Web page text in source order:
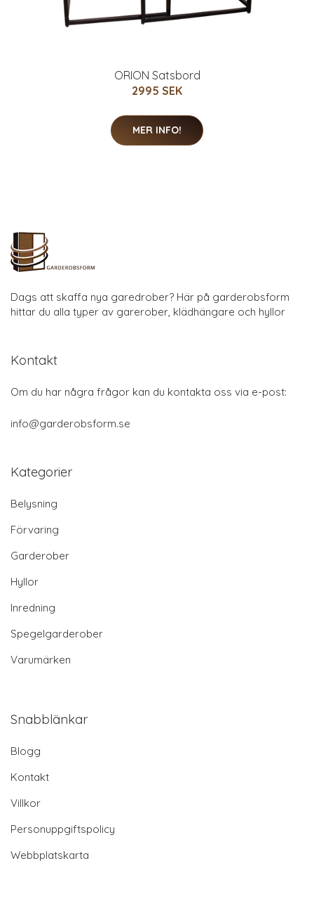
ORION Satsbord
2995 SEK
MER INFO!
Dags att skaffa nya garedrober? Här på garderobsform
hittar du alla typer av garerober, klädhängare och hyllor
Kontakt
Om du har några frågor kan du kontakta oss via e-post:
info@garderobsform.se
Kategorier
Belysning
Förvaring
Garderober
Hyllor
Inredning
Spegelgarderober
Varumärken
Snabblänkar
Blogg
Kontakt
Villkor
Personuppgiftspolicy
Webbplatskarta